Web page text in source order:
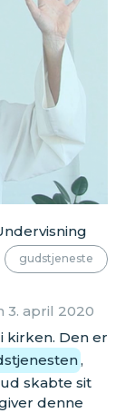
gudstjeneste
3. april 2020
kirken. Den er
,
skabte sit
denne